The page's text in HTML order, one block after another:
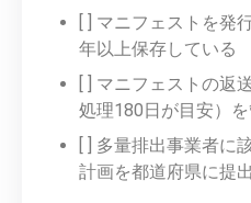
[ ] マニフェストを発
年以上保存している
[ ] マニフェストの返
処理180日が目安）
[ ] 多量排出事業者に
計画を都道府県に提